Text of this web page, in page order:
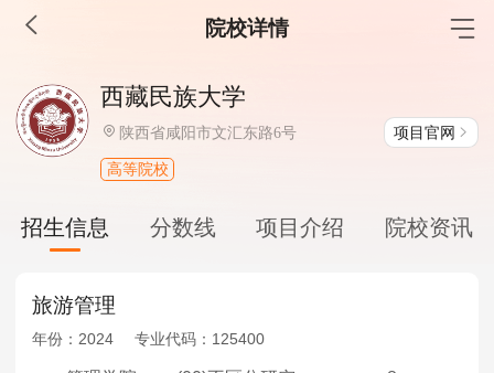
院校详情
MBA工商管理
院校库 考试报名 招生政策 学制学费
报名流程
报考经验
MEM工程管理
考试真题
报考经验
西藏民族大学
陕西省咸阳市文汇东路6号 项目官网
高等院校
招生信息 分数线 项目介绍 院校资讯
旅游管理
年份： 2024 专业代码： 125400